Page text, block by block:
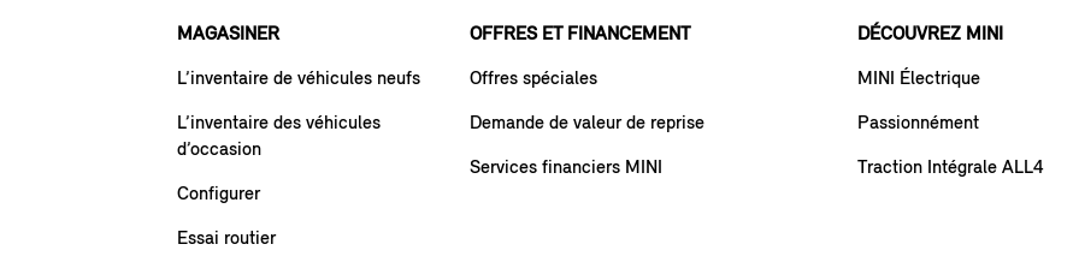
MAGASINER
L’inventaire de véhicules neufs
L’inventaire des véhicules
d’occasion
Configurer
Essai routier
OFFRES ET FINANCEMENT
Offres spéciales
Demande de valeur de reprise
Services financiers MINI
DÉCOUVREZ MINI
MINI Électrique
Passionnément
Traction Intégrale ALL4